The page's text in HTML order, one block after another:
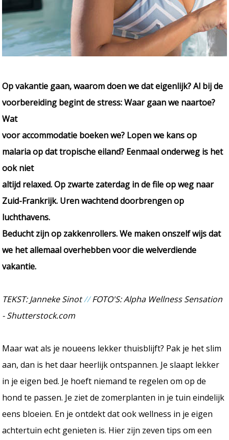
Op vakantie gaan, waarom doen we dat eigenlijk? Al bij de
voorbereiding begint de stress: Waar gaan we naartoe?
Wat
voor accommodatie boeken we? Lopen we kans op
malaria op dat tropische eiland? Eenmaal onderweg is het
ook niet
altijd relaxed. Op zwarte zaterdag in de file op weg naar
Zuid-Frankrijk. Uren wachtend doorbrengen op
luchthavens.
Beducht zijn op zakkenrollers. We maken onszelf wijs dat
we het allemaal overhebben voor die welverdiende
vakantie.
TEKST: Janneke Sinot//FOTO'S: Alpha Wellness Sensation
- Shutterstock.com
Maar wat als je noueens lekker thuisblijft? Pak je het slim
aan, dan is het daar heerlijk ontspannen. Je slaapt lekker
in je eigen bed. Je hoeft niemand te regelen om op de
hond te passen. Je ziet de zomerplanten in je tuin eindelijk
eens bloeien. En je ontdekt dat ook wellness in je eigen
achtertuin echt genieten is. Hier zijn zeven tips om een